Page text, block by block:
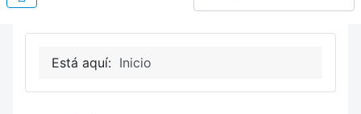
Está aquí: Inicio